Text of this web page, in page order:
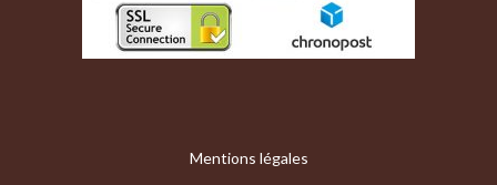
Mentions légales